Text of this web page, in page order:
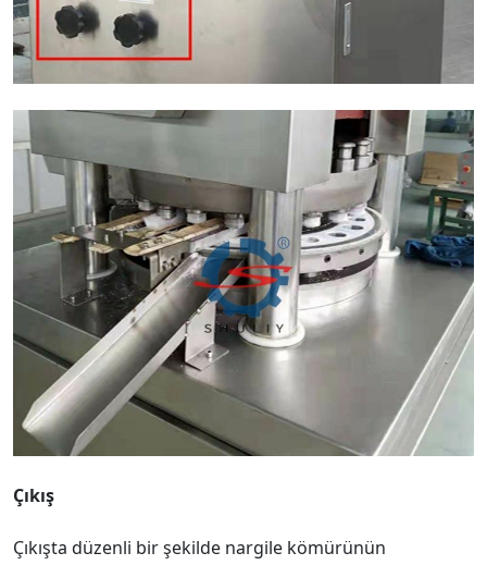
Çıkış
Çıkışta düzenli bir şekilde nargile kömürünün